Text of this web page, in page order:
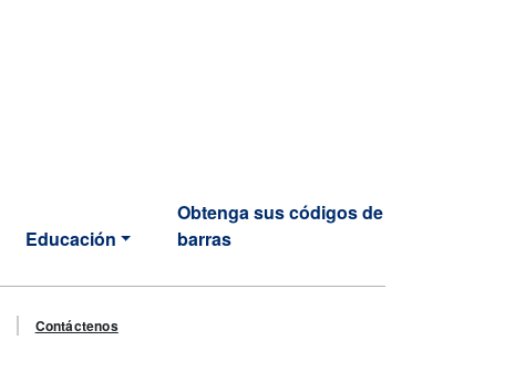
Educación
Obtenga sus códigos de
barras
Contáctenos